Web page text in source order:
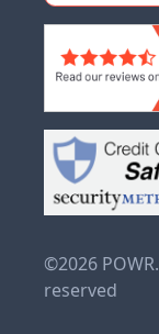
©2026
reserved